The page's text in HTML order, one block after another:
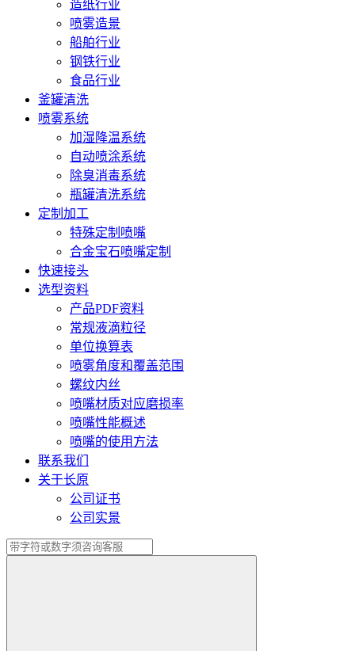
造纸行业
喷雾造景
船舶行业
钢铁行业
食品行业
釜罐清洗
喷雾系统
加湿降温系统
自动喷涂系统
除臭消毒系统
瓶罐清洗系统
定制加工
特殊定制喷嘴
合金宝石喷嘴定制
快速接头
选型资料
产品PDF资料
常规液滴粒径
单位换算表
喷雾角度和覆盖范围
螺纹内丝
喷嘴材质对应磨损率
喷嘴性能概述
喷嘴的使用方法
联系我们
关于长原
公司证书
公司实景